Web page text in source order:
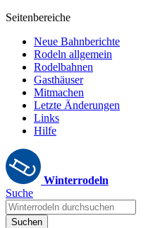
Seitenbereiche
Neue Bahnberichte
Rodeln allgemein
Rodelbahnen
Gasthäuser
Mitmachen
Letzte Änderungen
Links
Hilfe
Winterrodeln
Suche
Suchen